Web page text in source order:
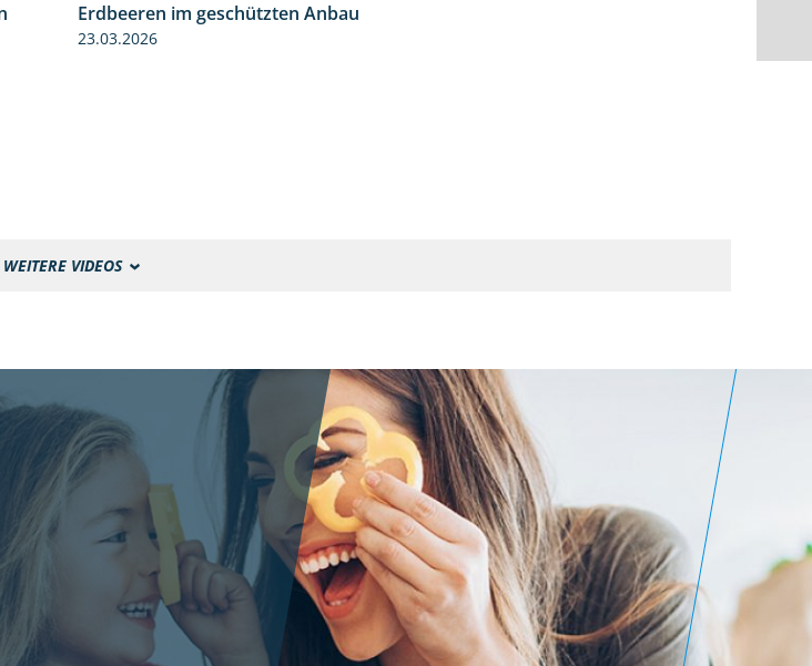
5:59 2:25
Erdbeeren im geschützten Anbau
23.03.2026
WEITERE VIDEOS